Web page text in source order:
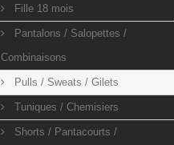
Fille 18 mois
Pantalons / Salopettes /
Combinaisons
Pulls / Sweats / Gilets
Tuniques / Chemisiers
Shorts / Pantacourts /